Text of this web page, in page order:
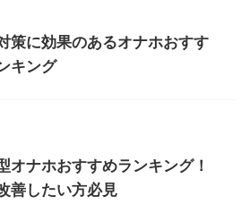
策に効果のあるオナホおすす
キング
オナホおすすめランキング！
善したい方必見